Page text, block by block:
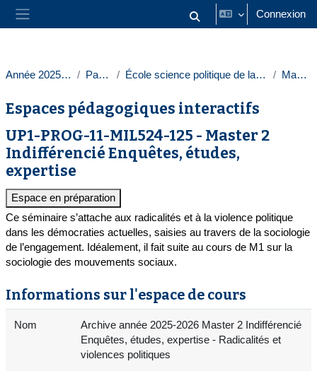
Passer au contenu principal
Panneau latéral Activer/désactiver la saisie
Connexion
Année 2025-2026 Paris 1 École science politique de la Sorbonne Masters
Espaces pédagogiques interactifs
UP1-PROG-11-MIL524-125 - Master 2
Indifférencié Enquêtes, études,
expertise
Espace en préparation
Ce séminaire s’attache aux radicalités et à la violence politique
dans les démocraties actuelles, saisies au travers de la sociologie
de l’engagement. Idéalement, il fait suite au cours de M1 sur la
sociologie des mouvements sociaux.
Informations sur l'espace de cours
Nom
Archive année 2025-2026 Master 2 Indifférencié
Enquêtes, études, expertise - Radicalités et
violences politiques